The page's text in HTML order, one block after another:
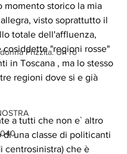
Prizzita. Un ro
momento storico la mia
visto soprattutto il
totale dell'affluenza,
cosiddette "regioni rosse"
in Toscana , ma lo stesso
regioni dove si e già
a tutti che non e` altro
di una classe di politicanti
centrosinistra) che è